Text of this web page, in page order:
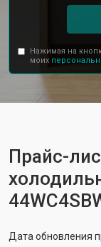
Нажимая на
моих
Прайс-
Дата обновления